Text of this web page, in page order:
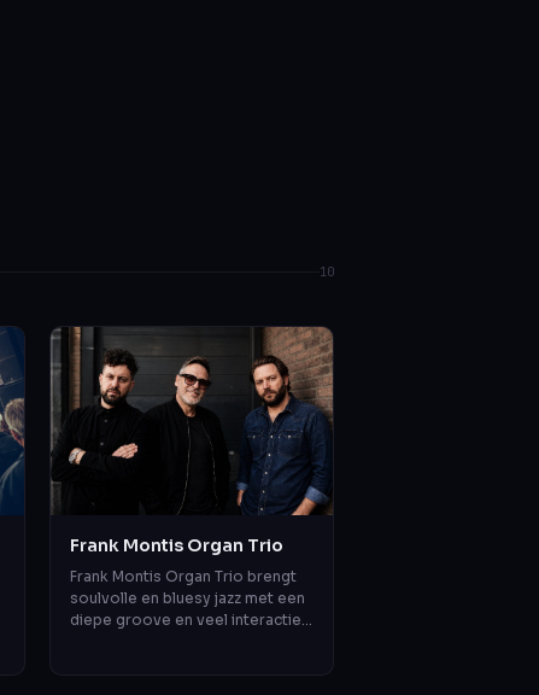
10
Frank Montis Organ Trio
Frank Montis Organ Trio brengt
soulvolle en bluesy jazz met een
diepe groove en veel interactie.